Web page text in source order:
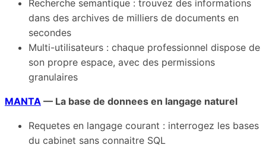
Recherche semantique : trouvez des informations
dans des archives de milliers de documents en
secondes
Multi-utilisateurs : chaque professionnel dispose de
son propre espace, avec des permissions
granulaires
MANTA — La base de donnees en langage naturel
Requetes en langage courant : interrogez les bases
du cabinet sans connaitre SQL